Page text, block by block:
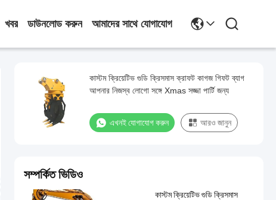
খবর ডাউনলোড করুন আমাদের সাথে যোগাযোগ
কাস্টম ক্রিয়েটিভ গুডি ক্রিসমাস ক্রাফট কাগজ গিফট ব্যাগ
আপনার নিজস্ব লোগো সঙ্গে Xmas সজ্জা পার্টি জন্য
এখনই যোগাযোগ করুন আরও জানুন
সম্পর্কিত ভিডিও
কাস্টম ক্রিয়েটিভ গুডি ক্রিসমাস